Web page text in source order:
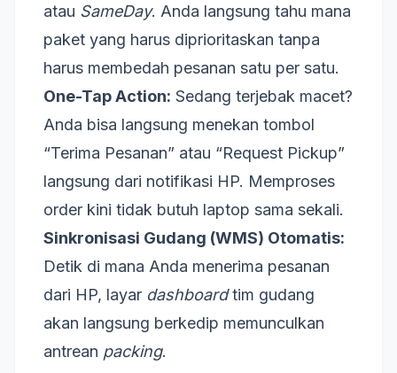
atau SameDay. Anda langsung tahu mana
paket yang harus diprioritaskan tanpa
harus membedah pesanan satu per satu.
One-Tap Action: Sedang terjebak macet?
Anda bisa langsung menekan tombol
“Terima Pesanan” atau “Request Pickup”
langsung dari notifikasi HP. Memproses
order kini tidak butuh laptop sama sekali.
Sinkronisasi Gudang (WMS) Otomatis:
Detik di mana Anda menerima pesanan
dari HP, layar dashboardtim gudang
akan langsung berkedip memunculkan
antrean packing.